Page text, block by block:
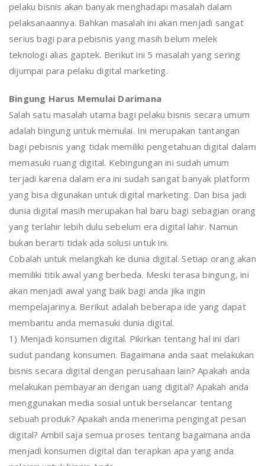
pelaku bisnis akan banyak menghadapi masalah dalam
pelaksanaannya. Bahkan masalah ini akan menjadi sangat
serius bagi para pebisnis yang masih belum melek
teknologi alias gaptek. Berikut ini 5 masalah yang sering
dijumpai para pelaku digital marketing.
Bingung Harus Memulai Darimana
Salah satu masalah utama bagi pelaku bisnis secara umum
adalah bingung untuk memulai. Ini merupakan tantangan
bagi pebisnis yang tidak memiliki pengetahuan digital dalam
memasuki ruang digital. Kebingungan ini sudah umum
terjadi karena dalam era ini sudah sangat banyak platform
yang bisa digunakan untuk digital marketing. Dan bisa jadi
dunia digital masih merupakan hal baru bagi sebagian orang
yang terlahir lebih dulu sebelum era digital lahir. Namun
bukan berarti tidak ada solusi untuk ini.
Cobalah untuk melangkah ke dunia digital. Setiap orang akan
memiliki titik awal yang berbeda. Meski terasa bingung, ini
akan menjadi awal yang baik bagi anda jika ingin
mempelajarinya. Berikut adalah beberapa ide yang dapat
membantu anda memasuki dunia digital.
1) Menjadi konsumen digital. Pikirkan tentang hal ini dari
sudut pandang konsumen. Bagaimana anda saat melakukan
bisnis secara digital dengan perusahaan lain? Apakah anda
melakukan pembayaran dengan uang digital? Apakah anda
menggunakan media sosial untuk berselancar tentang
sebuah produk? Apakah anda menerima pengingat pesan
digital? Ambil saja semua proses tentang bagaimana anda
menjadi konsumen digital dan terapkan apa yang anda